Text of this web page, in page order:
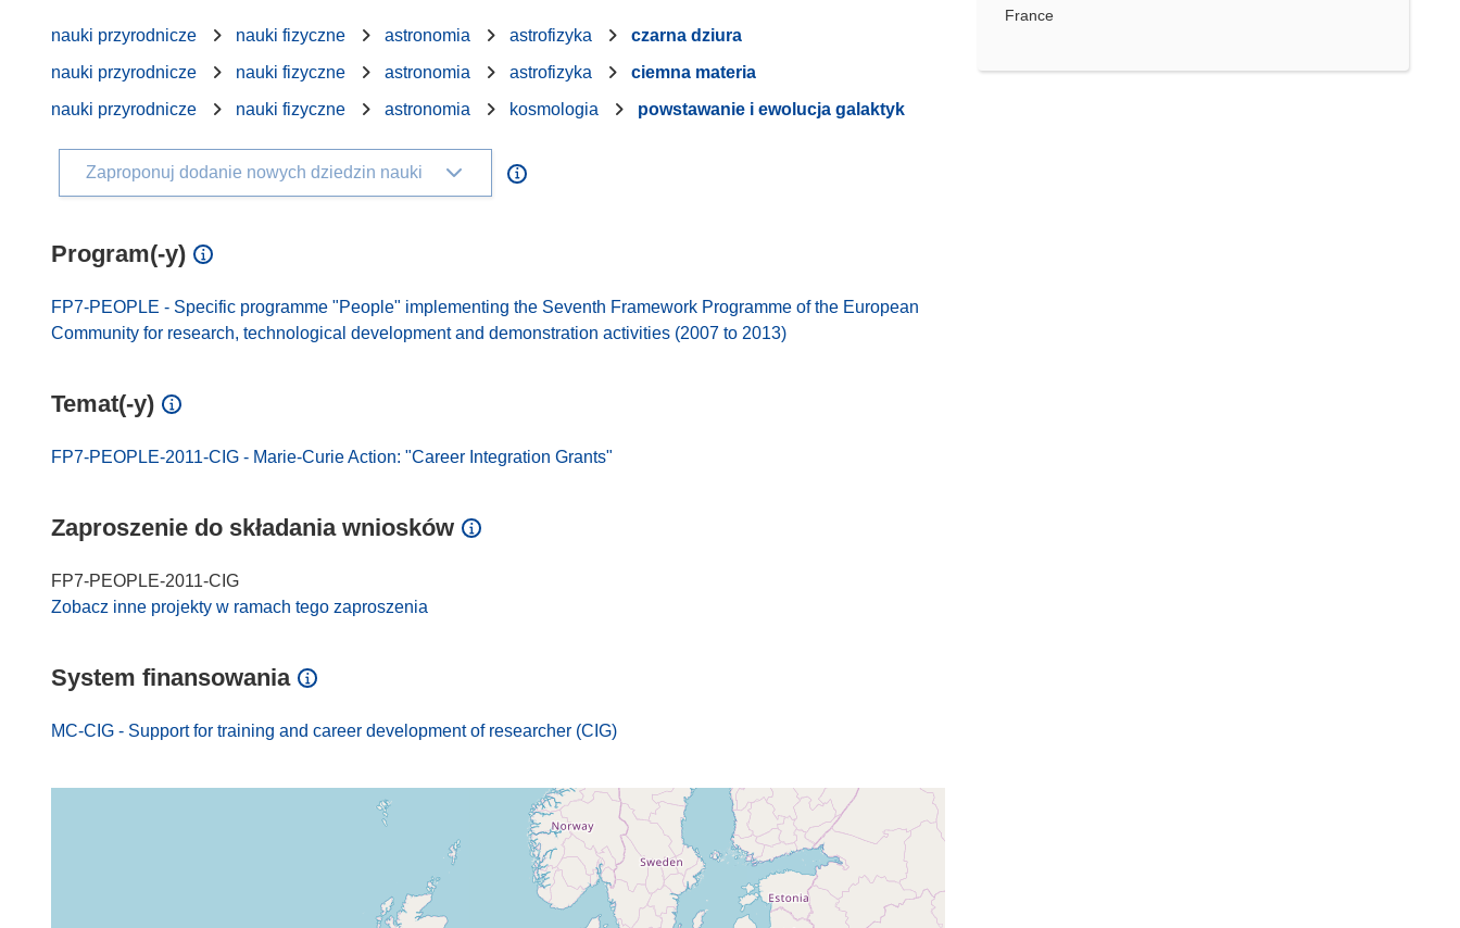
France
nauki przyrodnicze nauki fizyczne astronomia astrofizyka
czarna dziura
nauki przyrodnicze
nauki fizyczne astronomia astrofizyka
ciemna materia
nauki przyrodnicze
nauki fizyczne astronomia kosmologia powstawanie i ewolucja galaktyk
Zaproponuj dodanie nowych dziedzin nauki
Program(-y)
FP7-PEOPLE - Specific programme "People" implementing the Seventh Framework Programme of the European
Community for research, technological development and demonstration activities (2007 to 2013)
Temat(-y)
FP7-PEOPLE-2011-CIG - Marie-Curie Action: "Career Integration Grants"
Zaproszenie do składania wniosków
FP7-PEOPLE-2011-CIG
Zobacz inne projekty w ramach tego zaproszenia
System finansowania
MC-CIG - Support for training and career development of researcher (CIG)